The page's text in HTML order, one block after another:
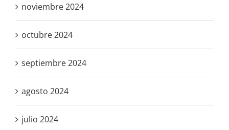
noviembre 2024
octubre 2024
septiembre 2024
agosto 2024
julio 2024